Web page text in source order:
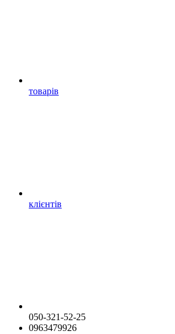
товарів
клієнтів
050-321-52-25
0963479926